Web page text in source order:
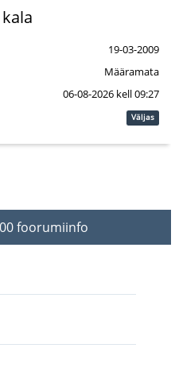
19-03-2009
Määramata
06-08-2026 kell 09:27
Väljas
foorumiinfo